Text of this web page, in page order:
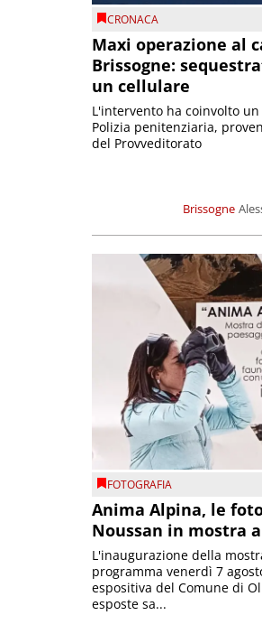
CRONACA
Maxi operazione al
Brissogne:
un cellulare
Brissogne
L'intervento ha coinvolto
Polizia penitenziaria,
del Provveditorato
FOTOGRAFIA
Anima Alpina, le
Noussan in mostra
L'inaugurazione della
programma venerdì 7
espositiva del Comune di
esposte sa...